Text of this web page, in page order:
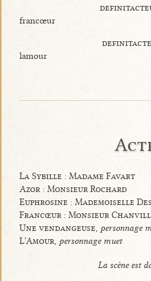
francœur
lamour
La Sybille : Madame Favart
Azor : Monsieur Rochard
Euphrosine : Mademoiselle
Francœur : Monsieur
Une vendangeuse, personnage
L’Amour, personnage muet
La scène est